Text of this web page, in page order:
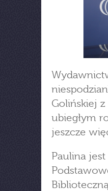
Golińskiej
ubiegłym
jeszcze
Paulina